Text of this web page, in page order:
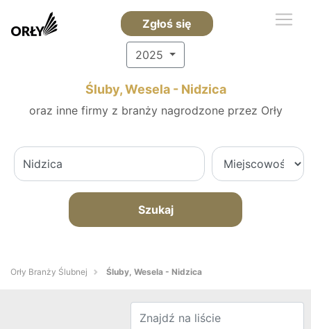
Zgłoś się
2025
Śluby, Wesela - Nidzica
oraz inne firmy z branży nagrodzone przez Orły
Szukaj
Orły Branży Ślubnej Śluby, Wesela - Nidzica